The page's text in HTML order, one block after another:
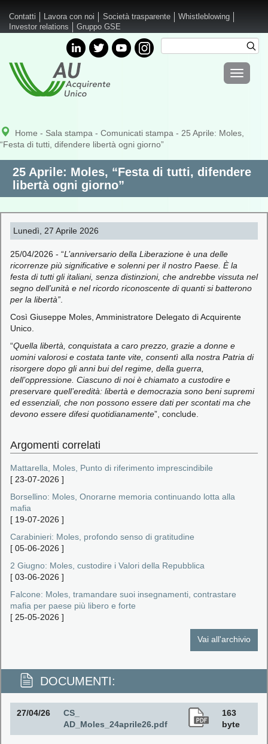
Contatti Lavora con noi Società trasparente
Whistleblowing
Investor relations
Gruppo GSE
Form di
Toggle
Home - Sala stampa - Comunicati stampa - 25 Aprile: Moles,
“Festa di tutti, difendere libertà ogni giorno”
25 Aprile: Moles, “Festa di tutti, difendere
libertà ogni giorno”
Lunedì, 27 Aprile 2026
25/04/2026 - “L’anniversario della Liberazione è una delle
ricorrenze più significative e solenni per il nostro Paese. È la
festa di tutti gli italiani, senza distinzioni, che andrebbe vissuta nel
segno dell’unità e nel ricordo riconoscente di quanti si batterono
per la libertà”
Così Giuseppe Moles, Amministratore Delegato di Acquirente
Unico.
“Quella libertà, conquistata a caro prezzo, grazie a donne e
uomini valorosi e costata tante vite, consentì alla nostra Patria di
risorgere dopo gli anni bui del regime, della guerra,
dell’oppressione. Ciascuno di noi è chiamato a custodire e
preservare quell’eredità: libertà e democrazia sono beni supremi
ed essenziali, che non possono essere dati per scontati ma che
devono essere difesi quotidianamente”, conclude.
Argomenti correlati
Mattarella, Moles, Punto di riferimento imprescindibile
[ 23-07-2026 ]
Borsellino: Moles, Onorarne memoria continuando lotta alla
mafia
[ 19-07-2026 ]
Carabinieri: Moles, profondo senso di gratitudine
[ 05-06-2026 ]
2 Giugno: Moles, custodire i Valori della Repubblica
[ 03-06-2026 ]
Falcone: Moles, tramandare suoi insegnamenti, contrastare
mafia per paese più libero e forte
[ 25-05-2026 ]
Vai all'archivio
DOCUMENTI:
27/04/26
CS_
AD_Moles_24aprile26.pdf
163
byte